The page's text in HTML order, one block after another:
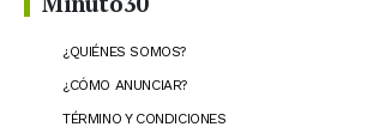
¿QUIÉNES SOMOS?
¿CÓMO ANUNCIAR?
TÉRMINO Y CONDICIONES